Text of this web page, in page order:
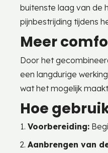
buitenste laag van de
pijnbestrijding tijdens
Meer
Door het
een langdurige
wat het mogelijk
Hoe
Voorbereiding:
Aanbrengen van